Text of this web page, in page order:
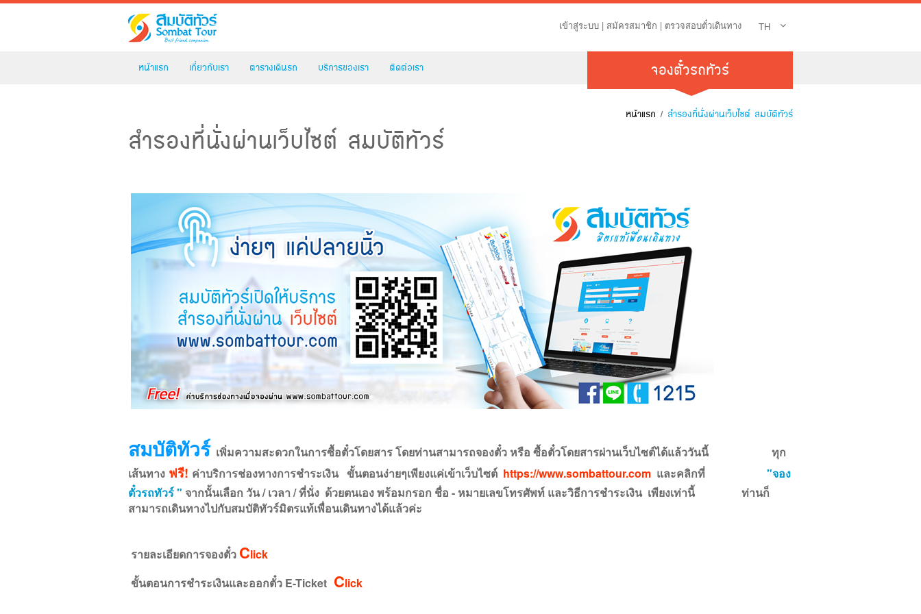
TH
หน้าแรก เกี่ยวกับเรา ตารางเดินรถ บริการของเรา ติดต่อเรา
เข้าสู่ระบบ | สมัครสมาชิก | ตรวจสอบตั๋วเดินทาง
จองตั๋วรถทัวร์
หน้าแรก / สำรองที่นั่งผ่านเว็บไซต์ สมบัติทัวร์
สำรองที่นั่งผ่านเว็บไซต์ สมบัติทัวร์
สมบัติทัวร์ เพิ่มความสะดวกในการซื้อตั๋วโดยสาร โดยท่านสามารถจองตั๋ว หรือ ซื้อตั๋วโดยสารผ่านเว็บไซต์ได้แล้ววันนี้ ทุก
เส้นทาง ฟรี! ค่าบริการช่องทางการชำระเงิน ขั้นตอนง่ายๆเพียงแค่เข้าเว็บไซต์ https://www.sombattour.com และคลิกที่
"จอง
ตั๋วรถทัวร์ " จากนั้นเลือก วัน / เวลา /ที่นั่ง ด้วยตนเอง พร้อมกรอก ชื่อ - หมายเลขโทรศัพท์ และวิธีการชำระเงิน เพียงเท่านี้ ท่านก็
สามารถเดินทางไปกับสมบัติทัวร์มิตรแท้เพื่อนเดินทางได้แล้วค่ะ
รายละเอียดการจองตั๋ว Click
ขั้นตอนการชำระเงินและออกตั๋ว E-Ticket Click